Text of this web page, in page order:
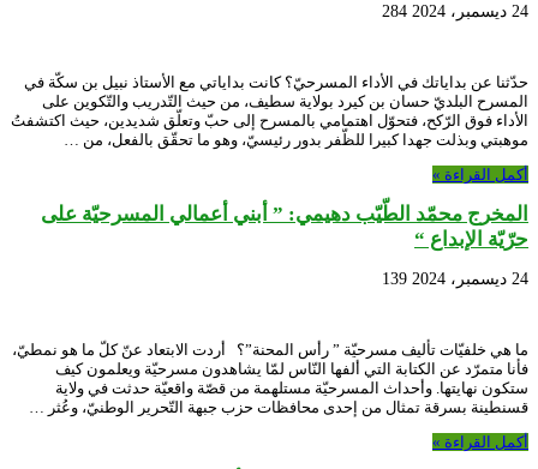
24 ديسمبر، 2024 284
حدّثنا عن بداياتك في الأداء المسرحيّ؟ كانت بداياتي مع الأستاذ نبيل بن سكّة في
المسرح البلديّ حسان بن كيرد بولاية سطيف، من حيث التّدريب والتّكوين على
الأداء فوق الرّكح، فتحوّل اهتمامي بالمسرح إلى حبّ وتعلّق شديدين، حيث اكتشفتُ
موهبتي وبذلت جهدا كبيرا للظّفر بدور رئيسيّ، وهو ما تحقّق بالفعل، من …
أكمل القراءة »
المخرج محمّد الطّيّب دهيمي: ” أبني أعمالي المسرحيّة على
حرّيّة الإبداع “
24 ديسمبر، 2024 139
ما هي خلفيّات تأليف مسرحيّة ” رأس المحنة”؟ أردت الابتعاد عنّ كلّ ما هو نمطيّ،
فأنا متمرّد عن الكتابة التي ألفها النّاس لمّا يشاهدون مسرحيّة ويعلمون كيف
ستكون نهايتها. وأحداث المسرحيّة مستلهمة من قصّة واقعيّة حدثت في ولاية
قسنطينة بسرقة تمثال من إحدى محافظات حزب جبهة التّحرير الوطنيّ، وعُثر …
أكمل القراءة »